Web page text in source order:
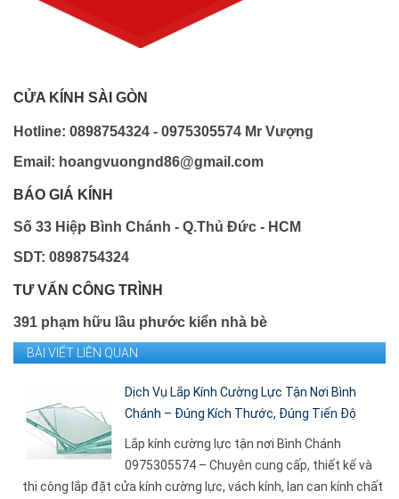
CỬA KÍNH SÀI GÒN
Hotline: 0898754324 - 0975305574 Mr Vượng
Email: hoangvuongnd86@gmail.com
BÁO GIÁ KÍNH
Số 33 Hiệp Bình Chánh - Q.Thủ Đức - HCM
SDT: 0898754324
TƯ VẤN CÔNG TRÌNH
391 phạm hữu lầu phước kiển nhà bè
BÀI VIẾT LIÊN QUAN
Dịch Vụ Lắp Kính Cường Lực Tận Nơi Bình
Chánh – Đúng Kích Thước, Đúng Tiến Độ
Lắp kính cường lực tận nơi Bình Chánh
0975305574 – Chuyên cung cấp, thiết kế và
thi công lắp đặt cửa kính cường lực, vách kính, lan can kính chất